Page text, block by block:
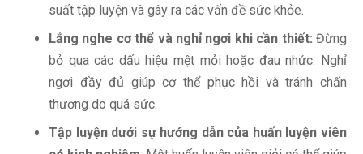
suất tập luyện và gây ra các vấn đề sức khỏe.
Lắng nghe cơ thể và nghỉ ngơi khi cần thiết: Đừng
bỏ qua các dấu hiệu mệt mỏi hoặc đau nhức. Nghỉ
ngơi đầy đủ giúp cơ thể phục hồi và tránh chấn
thương do quá sức.
Tập luyện dưới sự hướng dẫn của huấn luyện viên